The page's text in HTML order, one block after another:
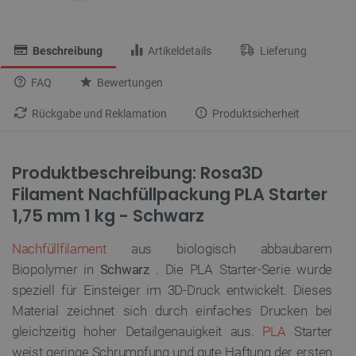
Beschreibung Artikeldetails Lieferung
FAQ Bewertungen
Rückgabe und Reklamation Produktsicherheit
Produktbeschreibung: Rosa3D
Filament Nachfüllpackung PLA Starter
1,75 mm 1 kg - Schwarz
Nachfüllfilamentaus biologisch abbaubarem
Biopolymer in Schwarz. Die PLA Starter-Serie wurde
speziell für Einsteiger im 3D-Druck entwickelt. Dieses
Material zeichnet sich durch einfaches Drucken bei
gleichzeitig hoher Detailgenauigkeit aus. PLA Starter
weist geringe Schrumpfung und gute Haftung der ersten